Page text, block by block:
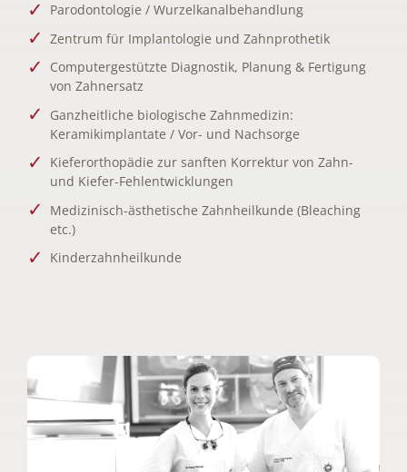
Parodontologie / Wurzelkanalbehandlung
Zentrum für Implantologie und Zahnprothetik
Computergestützte Diagnostik, Planung & Fertigung
von Zahnersatz
Ganzheitliche biologische Zahnmedizin:
Keramikimplantate / Vor- und Nachsorge
Kieferorthopädie zur sanften Korrektur von Zahn-
und Kiefer-Fehlentwicklungen
Medizinisch-ästhetische Zahnheilkunde (Bleaching
etc.)
Kinderzahnheilkunde